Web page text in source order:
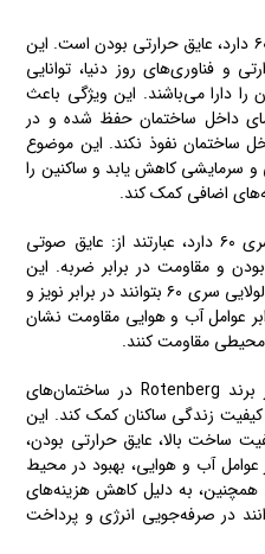
ویژگی دیگری که پنجره‌ لولایی سری ۶۰ دارد، عایق حرارتی بودن است. این
و فناوری‌های روز دنیا، توانایی
دارا می‌باشند. این ویژگی باعث
داخل ساختمان حفظ شده و در
ساختمان نفوذ نکند. این موضوع
سرمایشی کاهش یابد و ساکنین را
اضافی کمک کند.
دیگر ویژگی‌هایی که پنجره لولایی سری ۶۰ دارد، عبارتند از: عایق صوتی
و مقاومت در برابر ضربه. این
ویژگی‌ها باعث می‌شود که پنجره‌های لولایی سری ۶۰ بتوانند در برابر نویز و
عوامل آب و هوایی مقاومت نشان
مقاومت کنند.
استفاده از پنجره‌ لولایی‌ سری 60 از برند Rotenberg در ساختمان‌های
زندگی ساکنان کمک کند. این
ساخت بالا، عایق حرارتی بودن،
آب و هوایی، بهبود در محیط
همچنین، به دلیل کاهش هزینه‌های
در صرفه‌جویی انرژی و پرداخت